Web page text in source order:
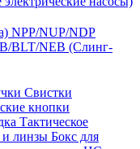
NPP/NUP/NDP
BLT/NEB (Слинг-
Свистки
кнопки
Тактическое
линзы Бокс для